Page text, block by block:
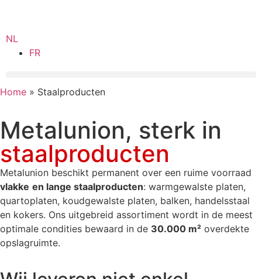
NL
FR
Home » Staalproducten
Metalunion, sterk in
staalproducten
Metalunion beschikt permanent over een ruime voorraad
vlakke en lange staalproducten: warmgewalste platen,
quartoplaten, koudgewalste platen, balken, handelsstaal
en kokers. Ons uitgebreid assortiment wordt in de meest
optimale condities bewaard in de 30.000 m² overdekte
opslagruimte.